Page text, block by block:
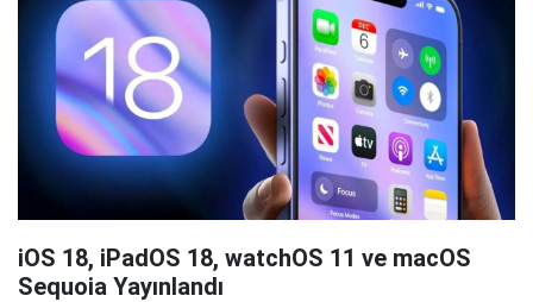
iOS 18, iPadOS 18, watchOS 11 ve macOS
Sequoia Yayınlandı